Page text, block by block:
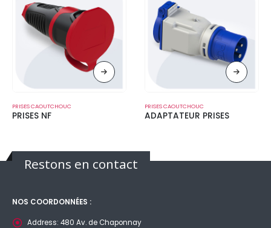
PRISES CAOUTCHOUC
PRISES NF
PRISES CAOUTCHOUC
ADAPTATEUR PRISES
Restons en contact
NOS COORDONNÉES :
Address: 480 Av. de Chaponnay